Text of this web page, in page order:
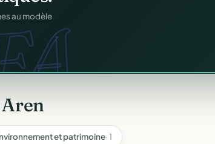
au même endroit,
au modèle
et patrimoine· 1